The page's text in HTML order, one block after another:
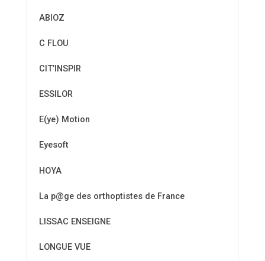
ABIOZ
C FLOU
CIT’INSPIR
ESSILOR
E(ye) Motion
Eyesoft
HOYA
La p@ge des orthoptistes de France
LISSAC ENSEIGNE
LONGUE VUE